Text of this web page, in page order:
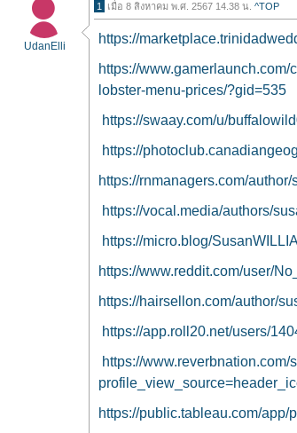
UdanElli
1 เมื่อ 8 สิงหาคม พ.ศ. 2567 14.38 น. ^TOP
https://
https://
lobster-menu-prices/?gid=535
https://swaay.com/u/
https://
https://rnmanagers.com/
https://vocal.media/authors/
https://micro.blog/
https://www.reddit.com/user/
https://hairsellon.com/author/
https://app.roll20.net/users/
https://www.reverbnation.com/
https://public.tableau.com/